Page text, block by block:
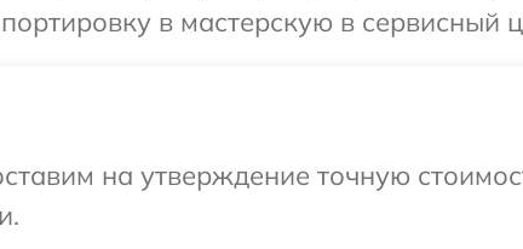
в мастерскую в сервисный
на утверждение точную